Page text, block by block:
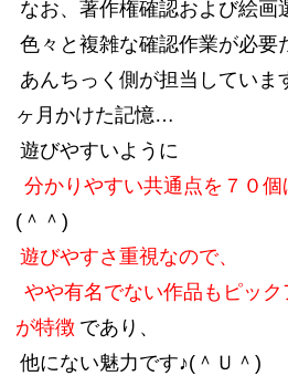
なお、著作権確認および絵画
色々と複雑な確認作業が必要
あんちっく側が担当していま
ヶ月かけた記憶…
遊びやすいように
分かりやすい共通点を７０
(＾＾)
遊びやすさ重視なので、
やや有名でない作品もピッ
が特徴 であり、
他にない魅力です♪(＾Ｕ＾)